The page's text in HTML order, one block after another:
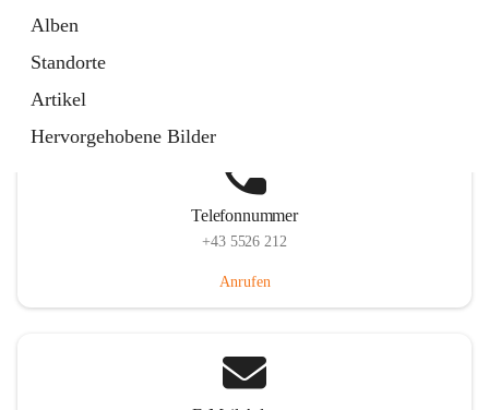
Alben
Standorte
Artikel
Hervorgehobene Bilder
Telefonnummer
+43 5526 212
Anrufen